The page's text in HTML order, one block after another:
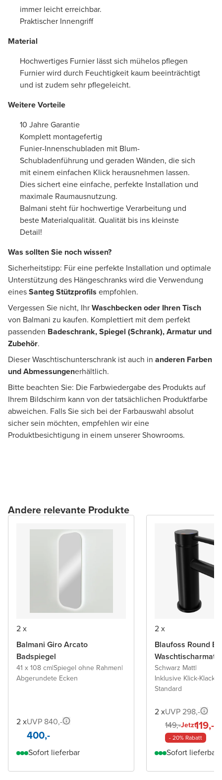
immer leicht erreichbar.
Praktischer Innengriff
Material
Hochwertiges Furnier lässt sich mühelos pflegen
Furnier wird durch Feuchtigkeit kaum beeinträchtigt
und ist zudem sehr pflegeleicht.
Weitere Vorteile
10 Jahre Garantie
Komplett montagefertig
Funier-Innenschubladen mit Blum-
Schubladenführung und geraden Wänden, die sich
mit einem einfachen Klick herausnehmen lassen.
Dies sichert eine einfache, perfekte Installation und
maximale Raumausnutzung.
Balmani steht für hochwertige Verarbeitung und
beste Materialqualität. Qualität bis ins kleinste
Detail!
Was sollten Sie noch wissen?
Sicherheitstipp: Für eine perfekte Installation und optimale
Unterstützung des Hängeschranks wird die Verwendung
einesSanteg Stützprofils empfohlen.
Vergessen Sie nicht, IhrWaschbecken oder Ihren Tisch
von Balmani zu kaufen. Komplettiert mit dem perfekt
passenden Badeschrank, Spiegel (Schrank), Armatur und
Zubehör.
Dieser Waschtischunterschrank ist auch in anderen Farben
und Abmessungenerhältlich.
Bitte beachten Sie: Die Farbwiedergabe des Produkts auf
Ihrem Bildschirm kann von der tatsächlichen Produktfarbe
abweichen. Falls Sie sich bei der Farbauswahl absolut
sicher sein möchten, empfehlen wir eine
Produktbesichtigung in einem unserer Showrooms.
Andere relevante Produkte
2 x
Balmani Giro Arcato
Badspiegel
41 x 108 cm|Spiegel ohne Rahmen|
Abgerundete Ecken
2 xUVP 840,-
400,-
Sofort lieferbar
2 x
Blaufoss Round
Schwarz Matt|
Inklusive Klick-Klack
Standard
2 xUVP 298,-
149,-Jetzt119,-
- 20% Rabatt
Sofort lieferbar